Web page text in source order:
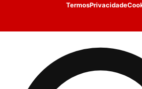
TermosPrivacidade